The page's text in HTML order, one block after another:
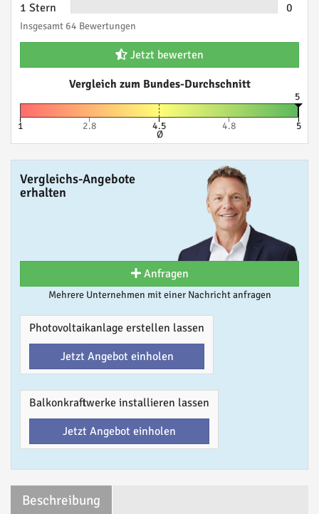
1 Stern
0
Insgesamt 64 Bewertungen
Jetzt bewerten
Vergleich zum Bundes-Durchschnitt
5
1 2.8 4.5
Ø
4.8 5
Vergleichs-Angebote
erhalten
Anfragen
Mehrere Unternehmen mit einer Nachricht anfragen
Photovoltaikanlage erstellen lassen
Jetzt Angebot einholen
Balkonkraftwerke installieren lassen
Jetzt Angebot einholen
Beschreibung